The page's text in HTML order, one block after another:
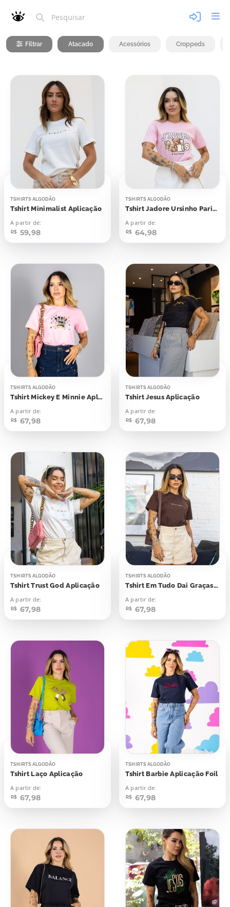
Filtrar Atacado Acessórios Croppeds
TSHIRTS ALGODÃO
Tshirt Minimalist Aplicação
A partir de:
R$ 59,98
TSHIRTS ALGODÃO
Tshirt Jadore Ursinho Paris Aplicação
A partir de:
R$ 64,98
TSHIRTS ALGODÃO
Tshirt Mickey E Minnie Aplicação
A partir de:
R$ 67,98
TSHIRTS ALGODÃO
Tshirt Jesus Aplicação
A partir de:
R$ 67,98
TSHIRTS ALGODÃO
Tshirt Trust God Aplicação
A partir de:
R$ 67,98
TSHIRTS ALGODÃO
Tshirt Em Tudo Dai Graças Aplicação
A partir de:
R$ 67,98
TSHIRTS ALGODÃO
Tshirt Laço Aplicação
A partir de:
R$ 67,98
TSHIRTS ALGODÃO
Tshirt Barbie Aplicação Foil
A partir de:
R$ 67,98